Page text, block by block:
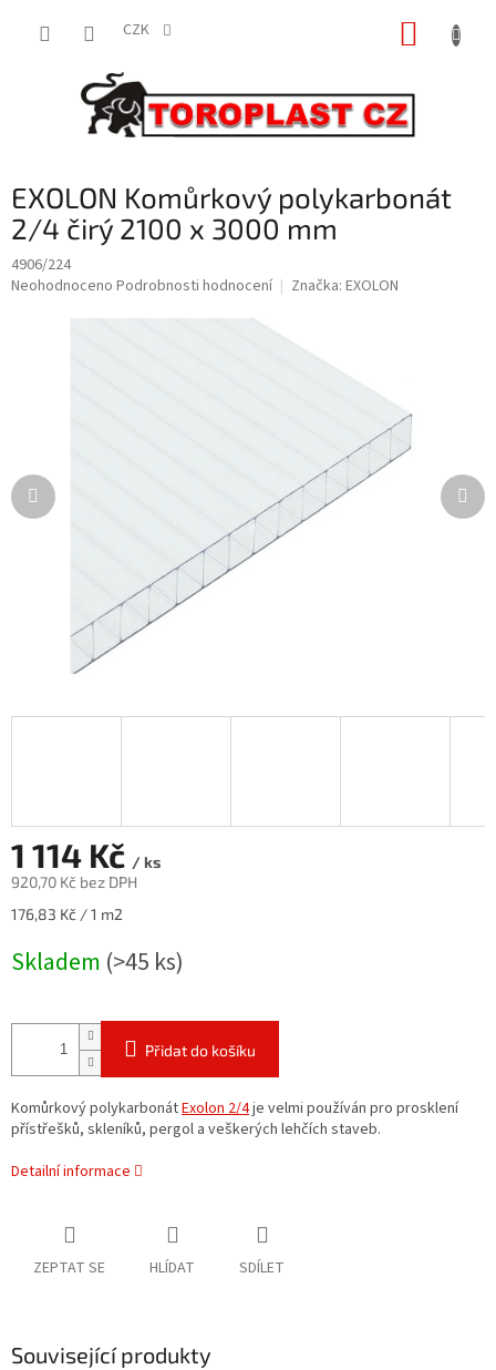
CZK
EXOLON Komůrkový polykarbonát
2/4 čirý 2100 x 3000 mm
4906/224
Průměrné
Neohodnoceno Podrobnosti hodnocení Značka: EXOLON
1 114 Kč / ks
920,70 Kč bez DPH
Měrná
176,83 Kč / 1 m2
Skladem (>45 ks)
Přidat do košíku
Komůrkový polykarbonátExolon 2/4je velmi používán pro prosklení
přístřešků, skleníků, pergol a veškerých lehčích staveb.
Detailní informace
ZEPTAT SE HLÍDAT SDÍLET
Související produkty